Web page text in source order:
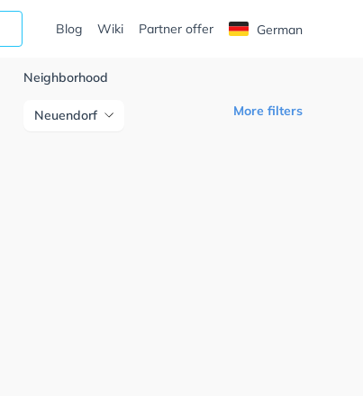
Blog Wiki Partner offer German
Neighborhood
Neuendorf More filters